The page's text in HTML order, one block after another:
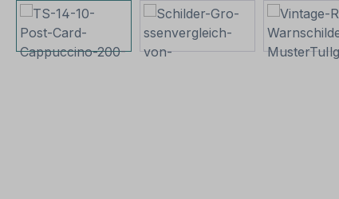
Bildergalerie überspringen